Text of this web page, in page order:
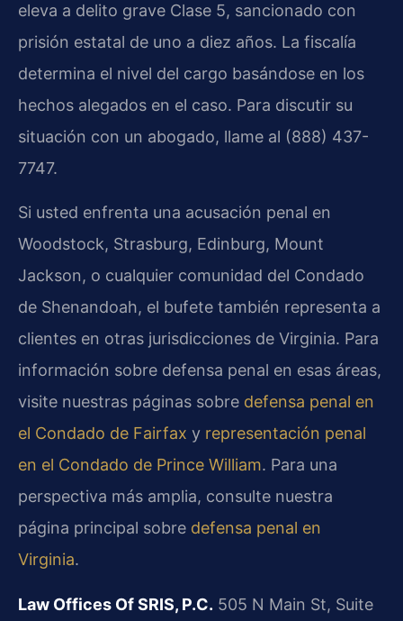
eleva a delito grave Clase 5, sancionado con
prisión estatal de uno a diez años. La fiscalía
determina el nivel del cargo basándose en los
hechos alegados en el caso. Para discutir su
situación con un abogado, llame al (888) 437-
7747.
Si usted enfrenta una acusación penal en
Woodstock, Strasburg, Edinburg, Mount
Jackson, o cualquier comunidad del Condado
de Shenandoah, el bufete también representa a
clientes en otras jurisdicciones de Virginia. Para
información sobre defensa penal en esas áreas,
visite nuestras páginas sobre defensa penal en
el Condado de Fairfax y representación penal
en el Condado de Prince William. Para una
perspectiva más amplia, consulte nuestra
página principal sobre defensa penal en
Virginia.
Law Offices Of SRIS, P.C. 505 N Main St, Suite